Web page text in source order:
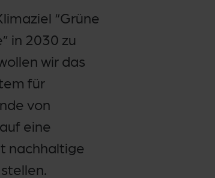
“Grüne
in 2030 zu
wir das
für
von
eine
nachhaltige